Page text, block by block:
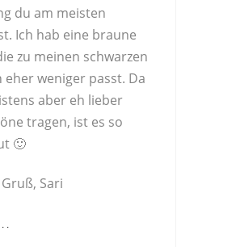
du am meisten
Ich hab eine braune
zu meinen schwarzen
eher weniger passt. Da
aber eh lieber
tragen, ist es so
🙂
Sari